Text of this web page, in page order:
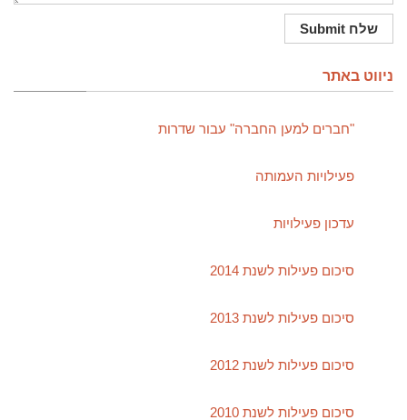
ניווט באתר
"חברים למען החברה" עבור שדרות
פעילויות העמותה
עדכון פעילויות
סיכום פעילות לשנת 2014
סיכום פעילות לשנת 2013
סיכום פעילות לשנת 2012
סיכום פעילות לשנת 2010